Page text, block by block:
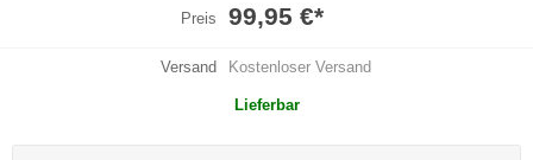
Preis 99,95 €*
Versand Kostenloser Versand
Lieferbar